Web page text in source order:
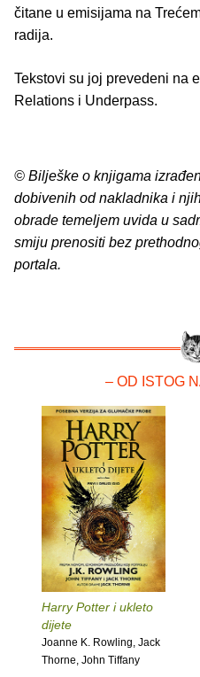
čitane u emisijama na
radija.
Tekstovi su joj prevedeni na
Relations i Underpass.
© Bilješke o knjigama
dobivenih od nakladnika i
obrade temeljem uvida u
smiju prenositi bez
portala.
– OD ISTOG
Harry Potter i ukleto
dijete
Joanne K. Rowling, Jack
Thorne, John Tiffany